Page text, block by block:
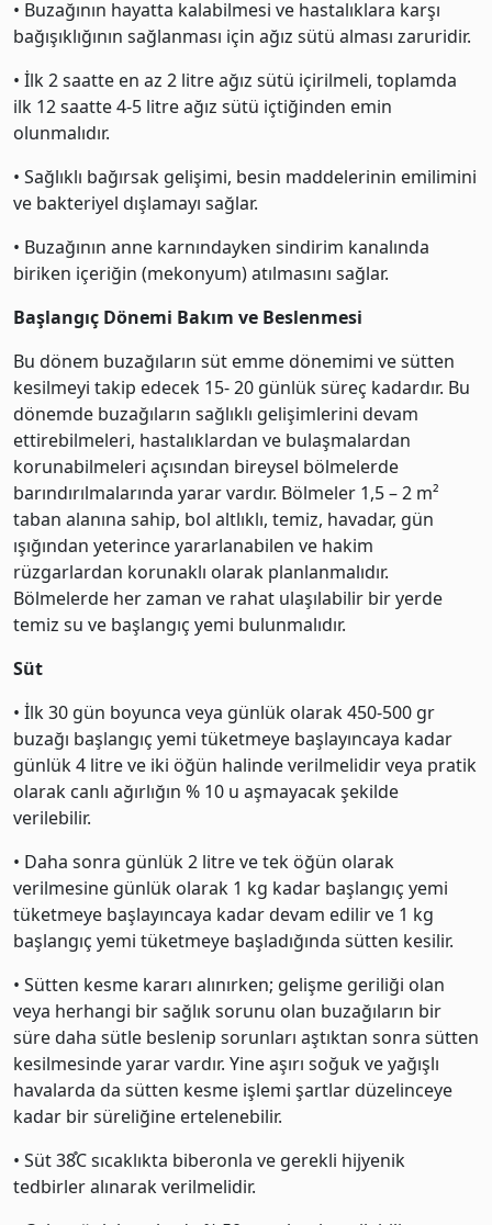
• Buzağının hayatta kalabilmesi ve hastalıklara karşı
bağışıklığının sağlanması için ağız sütü alması zaruridir.
• İlk 2 saatte en az 2 litre ağız sütü içirilmeli, toplamda
ilk 12 saatte 4-5 litre ağız sütü içtiğinden emin
olunmalıdır.
• Sağlıklı bağırsak gelişimi, besin maddelerinin emilimini
ve bakteriyel dışlamayı sağlar.
• Buzağının anne karnındayken sindirim kanalında
biriken içeriğin (mekonyum) atılmasını sağlar.
Başlangıç Dönemi Bakım ve Beslenmesi
Bu dönem buzağıların süt emme dönemimi ve sütten
kesilmeyi takip edecek 15- 20 günlük süreç kadardır. Bu
dönemde buzağıların sağlıklı gelişimlerini devam
ettirebilmeleri, hastalıklardan ve bulaşmalardan
korunabilmeleri açısından bireysel bölmelerde
barındırılmalarında yarar vardır. Bölmeler 1,5 – 2 m²
taban alanına sahip, bol altlıklı, temiz, havadar, gün
ışığından yeterince yararlanabilen ve hakim
rüzgarlardan korunaklı olarak planlanmalıdır.
Bölmelerde her zaman ve rahat ulaşılabilir bir yerde
temiz su ve başlangıç yemi bulunmalıdır.
Süt
• İlk 30 gün boyunca veya günlük olarak 450-500 gr
buzağı başlangıç yemi tüketmeye başlayıncaya kadar
günlük 4 litre ve iki öğün halinde verilmelidir veya pratik
olarak canlı ağırlığın % 10 u aşmayacak şekilde
verilebilir.
• Daha sonra günlük 2 litre ve tek öğün olarak
verilmesine günlük olarak 1 kg kadar başlangıç yemi
tüketmeye başlayıncaya kadar devam edilir ve 1 kg
başlangıç yemi tüketmeye başladığında sütten kesilir.
• Sütten kesme kararı alınırken; gelişme geriliği olan
veya herhangi bir sağlık sorunu olan buzağıların bir
süre daha sütle beslenip sorunları aştıktan sonra sütten
kesilmesinde yarar vardır. Yine aşırı soğuk ve yağışlı
havalarda da sütten kesme işlemi şartlar düzelinceye
kadar bir süreliğine ertelenebilir.
• Süt 38֯C sıcaklıkta biberonla ve gerekli hijyenik
tedbirler alınarak verilmelidir.